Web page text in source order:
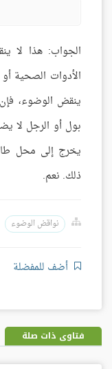
الجواب: هذا لا
الأدوات الصحية
ينقض الوضوء،
بول أو الرجل لا
يخرج إلى محل
ذلك. نعم.
نواقض الوضوء
أضف للمفضلة
فتاوى ذات صلة